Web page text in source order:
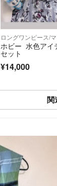
ホビー 水色アイ
セット
¥14,000
関